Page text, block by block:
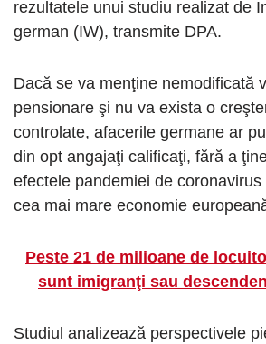
rezultatele unui studiu realizat de
german (IW), transmite DPA.
Dacă se va menţine nemodificată
pensionare şi nu va exista o
controlate, afacerile germane ar
din opt angajaţi calificaţi, fără a
efectele pandemiei de
cea mai mare economie
Peste 21 de milioane de
sunt imigranţi sau
Studiul analizează perspectivele